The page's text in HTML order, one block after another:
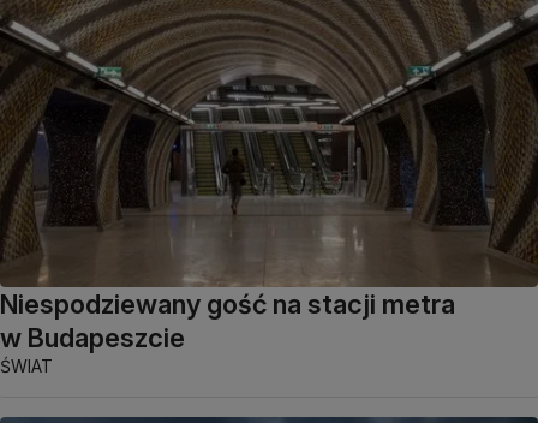
Niespodziewany gość na stacji metra
w Budapeszcie
ŚWIAT